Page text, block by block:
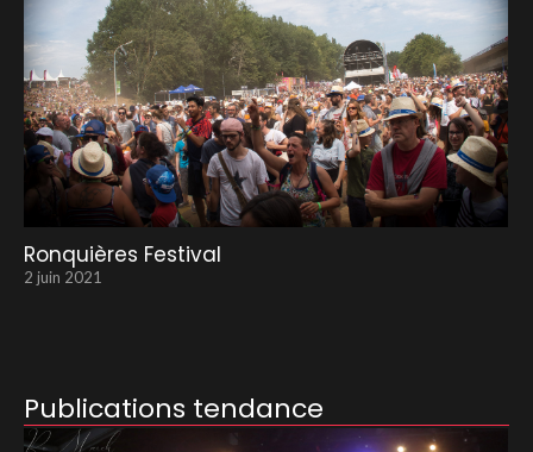
Ronquières Festival
2 juin 2021
Publications tendance